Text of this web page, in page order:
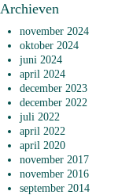
Archieven
november 2024
oktober 2024
juni 2024
april 2024
december 2023
december 2022
juli 2022
april 2022
april 2020
november 2017
november 2016
september 2014